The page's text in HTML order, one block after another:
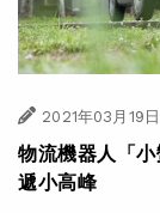
2021年03月19日
物流機器人「
遞小高峰